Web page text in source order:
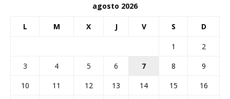
agosto 2026
L M X J V S D
1
2
3
4 5 6 7 8
9
10
11 12 13 14 15
16